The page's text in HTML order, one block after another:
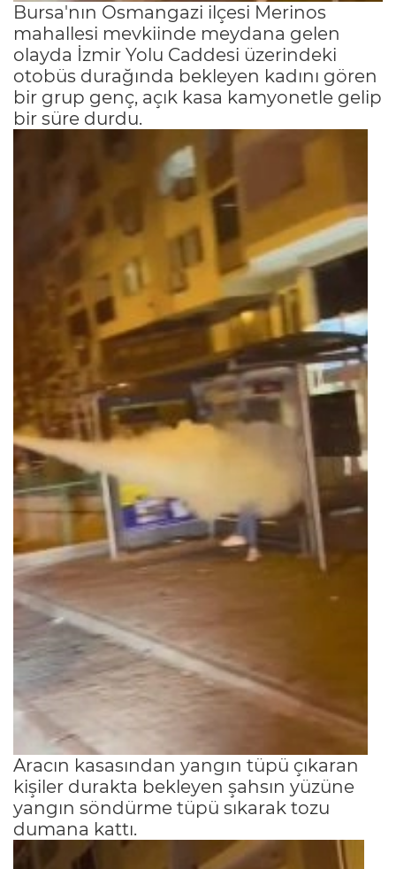
Bursa'nın Osmangazi ilçesi Merinos
mahallesi mevkiinde meydana gelen
olayda İzmir Yolu Caddesi üzerindeki
otobüs durağında bekleyen kadını gören
bir grup genç, açık kasa kamyonetle gelip
bir süre durdu.
Aracın kasasından yangın tüpü çıkaran
kişiler durakta bekleyen şahsın yüzüne
yangın söndürme tüpü sıkarak tozu
dumana kattı.